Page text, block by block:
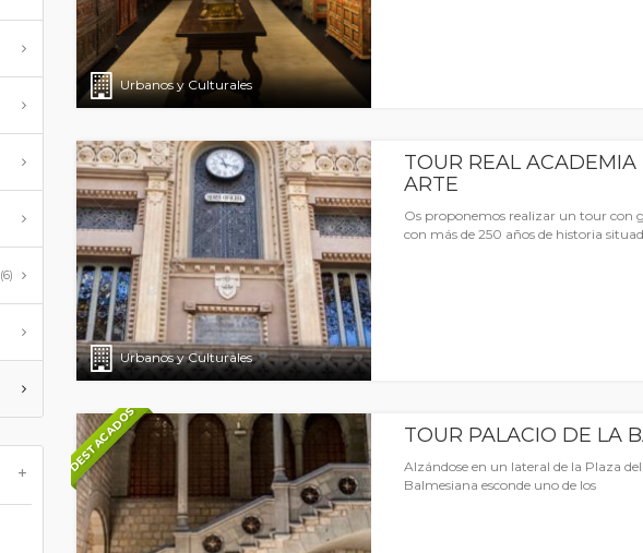
(6)
Urbanos y Culturales
Urbanos y Culturales
TOUR REAL ACADEMIA
ARTE
Os proponemos realizar un tour con
con más de 250 años de historia
DESTACADOS TOUR PALACIO DE LA
Alzándose en un lateral de la Plaza
Balmesiana esconde uno de los